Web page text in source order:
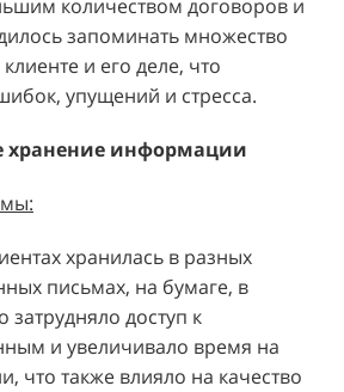
количеством договоров и
запоминать множество
и его деле, что
упущений и стресса.
хранение информации
хранилась в разных
письмах, на бумаге, в
затрудняло доступ к
и увеличивало время на
что также влияло на качество